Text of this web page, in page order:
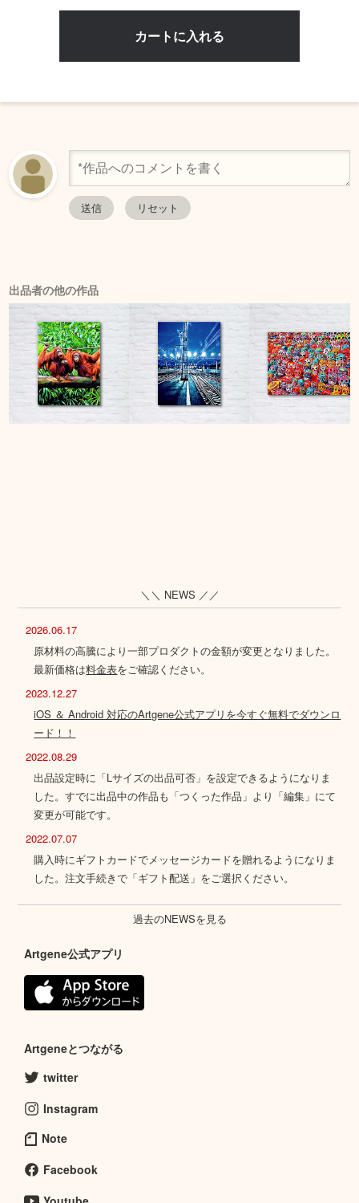
出品者の他の作品
＼＼ NEWS ／／
2026.06.17
原材料の高騰により一部プロダクトの金額が変更となりました。
最新価格は料金表をご確認ください。
2023.12.27
iOS ＆ Android 対応のArtgene公式アプリを今すぐ無料でダウンロ
ード！！
2022.08.29
出品設定時に「Lサイズの出品可否」を設定できるようになりま
した。すでに出品中の作品も「つくった作品」より「編集」にて
変更が可能です。
2022.07.07
購入時にギフトカードでメッセージカードを贈れるようになりま
した。注文手続きで「ギフト配送」をご選択ください。
過去のNEWSを見る
Artgene公式アプリ
Artgeneとつながる
twitter
Instagram
Note
Facebook